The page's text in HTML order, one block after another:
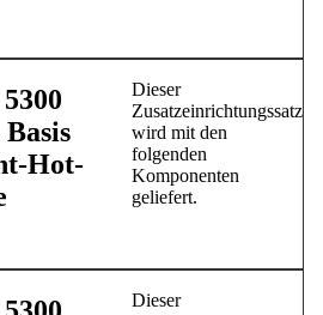
Hot-
Dieser
Zusatzeinrichtungssatz
wird mit den
folgenden
Komponenten
geliefert.
Dieser